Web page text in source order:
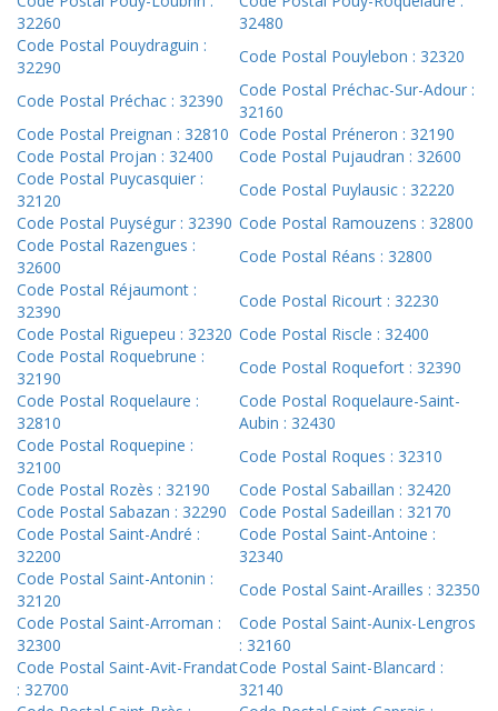
32260
32480
Code Postal Pouydraguin :
32290
Code Postal Pouylebon : 32320
Code Postal Préchac : 32390
Code Postal Préchac-Sur-Adour :
32160
Code Postal Preignan : 32810 Code Postal Préneron : 32190
Code Postal Projan : 32400
Code Postal Pujaudran : 32600
Code Postal Puycasquier :
32120
Code Postal Puylausic : 32220
Code Postal Puységur : 32390 Code Postal Ramouzens : 32800
Code Postal Razengues :
32600
Code Postal Réans : 32800
Code Postal Réjaumont :
32390
Code Postal Ricourt : 32230
Code Postal Riguepeu : 32320 Code Postal Riscle : 32400
Code Postal Roquebrune :
32190
Code Postal Roquefort : 32390
Code Postal Roquelaure :
32810
Code Postal Roquelaure-Saint-
Aubin : 32430
Code Postal Roquepine :
32100
Code Postal Roques : 32310
Code Postal Rozès : 32190
Code Postal Sabaillan : 32420
Code Postal Sabazan : 32290
Code Postal Sadeillan : 32170
Code Postal Saint-André :
32200
Code Postal Saint-Antoine :
32340
Code Postal Saint-Antonin :
32120
Code Postal Saint-Arailles : 32350
Code Postal Saint-Arroman :
32300
Code Postal Saint-Aunix-Lengros
: 32160
Code Postal Saint-Avit-Frandat
: 32700
Code Postal Saint-Blancard :
32140